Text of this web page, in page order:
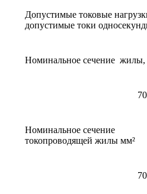
Допустимые токовые
допустимые токи
Номинальное сечение
70
Номинальное сечение
токопроводящей жилы мм²
70